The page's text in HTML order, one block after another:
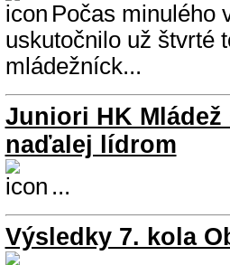
Počas minulého
uskutočnilo už štvrté
mládežníck...
Juniori HK
naďalej lídrom
...
Výsledky 7. kola